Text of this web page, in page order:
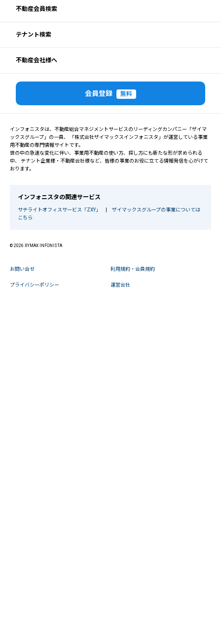
不動産会員検索
テナント検索
不動産会社様へ
会員登録 無料
インフォニスタは、不動産総合マネジメントサービスのリーディングカンパニー「ザイマ
ックスグループ」の一員、 「株式会社ザイマックスインフォニスタ」が運営している事業
用不動産の専門情報サイトです。
世の中の急速な変化に伴い、事業用不動産の使い方、探し方にも新たな形が求められる
中、 テナント企業様・不動産会社様など、皆様の事業のお役に立てる情報発信を心がけて
おります。
インフォニスタの関連サービス
サテライトオフィスサービス「ZXY」
ザイマックスグループの事業については
こちら
© 2026 XYMAX INFONISTA
お問い合せ 利用規約・会員規約
プライバシーポリシー 運営会社